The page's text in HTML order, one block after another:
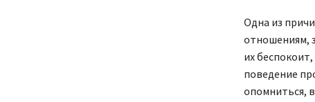
Одна из
отношениям,
их
поведение
опомниться,